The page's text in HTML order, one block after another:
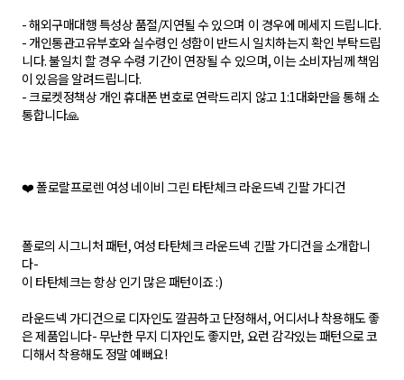
- 해외구매대행 특성상 품절/지연될 수 있으며 이 경우에 메세지 드립니다.
- 개인통관고유부호와 실수령인 성함이 반드시 일치하는지 확인 부탁드립
니다. 불일치 할 경우 수령 기간이 연장될 수 있으며, 이는 소비자님께 책임
이 있음을 알려드립니다.
- 크로켓정책상 개인 휴대폰 번호로 연락드리지 않고 1:1대화만을 통해 소
통합니다🙏
❤️ 폴로랄프로렌 여성 네이비 그린 타탄체크 라운드넥 긴팔 가디건
폴로의 시그니처 패턴, 여성 타탄체크 라운드넥 긴팔 가디건을 소개합니
다-
이 타탄체크는 항상 인기 많은 패턴이죠 :)
라운드넥 가디건으로 디자인도 깔끔하고 단정해서, 어디서나 착용해도 좋
은 제품입니다- 무난한 무지 디자인도 좋지만, 요런 감각있는 패턴으로 코
디해서 착용해도 정말 예뻐요!